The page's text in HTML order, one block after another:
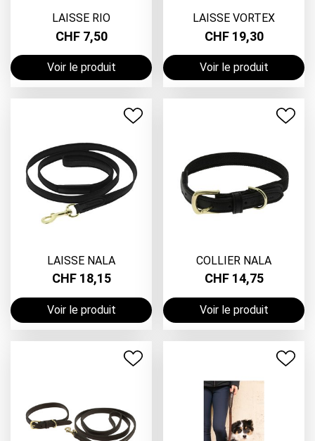
LAISSE RIO
CHF 7,50
Voir le produit
LAISSE VORTEX
CHF 19,30
Voir le produit
LAISSE NALA
CHF 18,15
Voir le produit
COLLIER NALA
CHF 14,75
Voir le produit